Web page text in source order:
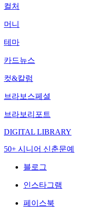
컬처
머니
테마
카드뉴스
컷&칼럼
브라보스페셜
브라보리포트
DIGITAL LIBRARY
50+ 시니어 신춘문예
블로그
인스타그램
페이스북